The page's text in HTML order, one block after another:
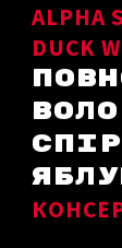
ALPHA
DUCK